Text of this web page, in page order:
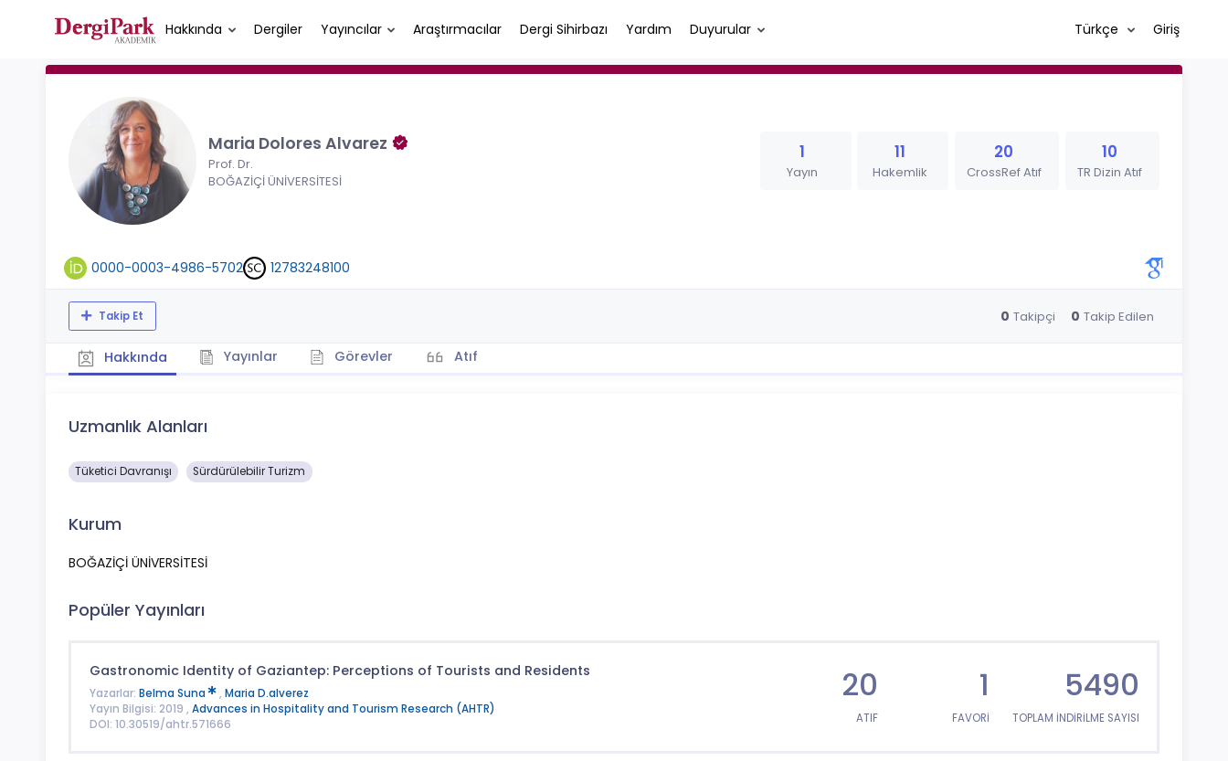
Hakkında Dergiler Yayıncılar Araştırmacılar Dergi Sihirbazı Yardım Duyurular Türkçe Giriş
Maria Dolores Alvarez
Prof. Dr.
BOĞAZİÇİ ÜNİVERSİTESİ
1
Yayın
11
Hakemlik
20
CrossRef Atıf
10
TR Dizin Atıf
0000-0003-4986-5702 12783248100
Takip Et 0 Takipçi 0 Takip Edilen
Hakkında Yayınlar Görevler Atıf
Uzmanlık Alanları
Tüketici Davranışı Sürdürülebilir Turizm
Kurum
BOĞAZİÇİ ÜNİVERSİTESİ
Popüler Yayınları
Gastronomic Identity of Gaziantep: Perceptions of Tourists and Residents
Yazarlar: Belma Suna , Maria D.alverez
Yayın Bilgisi: 2019 , Advances in Hospitality and Tourism Research (AHTR)
DOI: 10.30519/ahtr.571666
20
ATIF
1
FAVORİ
5490
TOPLAM İNDİRİLME SAYISI